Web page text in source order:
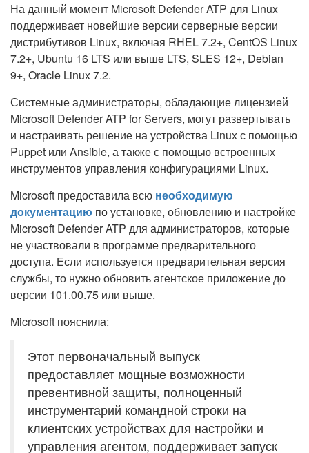
На данный момент Microsoft Defender ATP для Linux
поддерживает новейшие версии серверные версии
дистрибутивов Linux, включая RHEL 7.2+, CentOS Linux
7.2+, Ubuntu 16 LTS или выше LTS, SLES 12+, Debian
9+, Oracle Linux 7.2.
Системные администраторы, обладающие лицензией
Microsoft Defender ATP for Servers, могут развертывать
и настраивать решение на устройства Linux с помощью
Puppet или Ansible, а также с помощью встроенных
инструментов управления конфигурациями Linux.
Microsoft предоставила всю необходимую
документацию по установке, обновлению и настройке
Microsoft Defender ATP для администраторов, которые
не участвовали в программе предварительного
доступа. Если используется предварительная версия
службы, то нужно обновить агентское приложение до
версии 101.00.75 или выше.
Microsoft пояснила:
Этот первоначальный выпуск
предоставляет мощные возможности
превентивной защиты, полноценный
инструментарий командной строки на
клиентских устройствах для настройки и
управления агентом, поддерживает запуск